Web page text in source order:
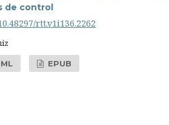
de control
rtt.v1i136.2262
EPUB